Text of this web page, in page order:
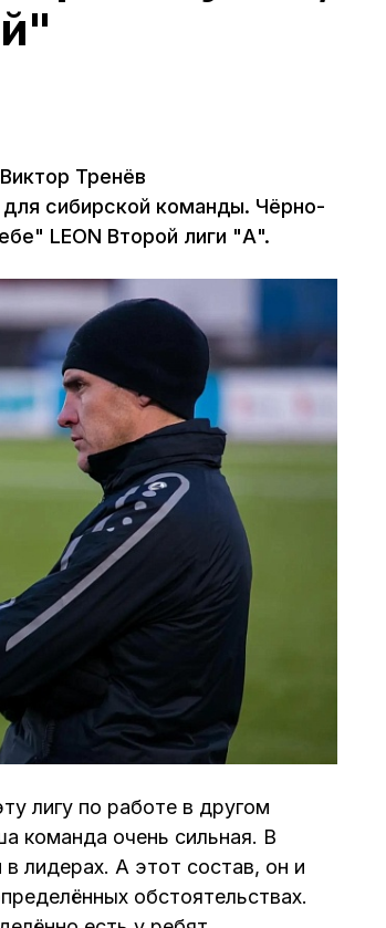
Тренёв
сибирской команды. Чёрно-
LEON Второй лиги "А".
лигу по работе в другом
команда очень сильная. В
лидерах. А этот состав, он и
обстоятельствах.